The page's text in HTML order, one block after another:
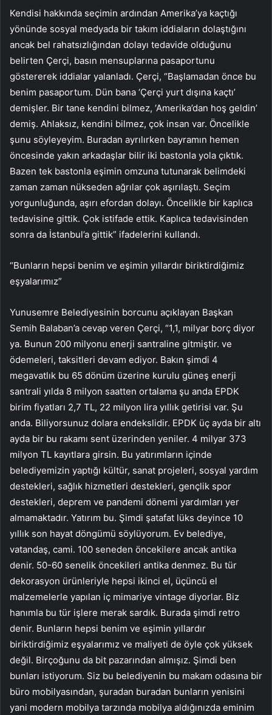
Kendisi hakkında seçimin ardından Amerika’ya kaçtığı
yönünde sosyal medyada bir takım iddiaların dolaştığını
ancak bel rahatsızlığından dolayı tedavide olduğunu
belirten Çerçi, basın mensuplarına pasaportunu
göstererek iddialar yalanladı. Çerçi, “Başlamadan önce bu
benim pasaportum. Dün bana ‘Çerçi yurt dışına kaçtı’
demişler. Bir tane kendini bilmez, ‘Amerika’dan hoş geldin’
demiş. Ahlaksız, kendini bilmez, çok insan var. Öncelikle
şunu söyleyeyim. Buradan ayrılırken bayramın hemen
öncesinde yakın arkadaşlar bilir iki bastonla yola çıktık.
Bazen tek bastonla eşimin omzuna tutunarak belimdeki
zaman zaman nükseden ağrılar çok aşırılaştı. Seçim
yorgunluğunda, aşırı efordan dolayı. Öncelikle bir kaplıca
tedavisine gittik. Çok istifade ettik. Kaplıca tedavisinden
sonra da İstanbul’a gittik” ifadelerini kullandı.
“Bunların hepsi benim ve eşimin yıllardır biriktirdiğimiz
eşyalarımız”
Yunusemre Belediyesinin borcunu açıklayan Başkan
Semih Balaban’a cevap veren Çerçi, “1,1, milyar borç diyor
ya. Bunun 200 milyonu enerji santraline gitmiştir. ve
ödemeleri, taksitleri devam ediyor. Bakın şimdi 4
megavatlık bu 65 dönüm üzerine kurulu güneş enerji
santrali yılda 8 milyon saatten ortalama şu anda EPDK
birim fiyatları 2,7 TL, 22 milyon lira yıllık getirisi var. Şu
anda. Biliyorsunuz dolara endekslidir. EPDK üç ayda bir altı
ayda bir bu rakamı sent üzerinden yeniler. 4 milyar 373
milyon TL kayıtlara girsin. Bu yatırımların içinde
belediyemizin yaptığı kültür, sanat projeleri, sosyal yardım
destekleri, sağlık hizmetleri destekleri, gençlik spor
destekleri, deprem ve pandemi dönemi yardımları yer
almamaktadır. Yatırım bu. Şimdi şatafat lüks deyince 10
yıllık son hayat döngümü söylüyorum. Ev belediye,
vatandaş, cami. 100 seneden öncekilere ancak antika
denir. 50-60 senelik öncekileri antika denmez. Bu tür
dekorasyon ürünleriyle hepsi ikinci el, üçüncü el
malzemelerle yapılan iç mimariye vintage diyorlar. Biz
hanımla bu tür işlere merak sardık. Burada şimdi retro
denir. Bunların hepsi benim ve eşimin yıllardır
biriktirdiğimiz eşyalarımız ve maliyeti de öyle çok yüksek
değil. Birçoğunu da bit pazarından almışız. Şimdi ben
bunları istiyorum. Siz bu belediyenin bu makam odasına bir
büro mobilyasından, şuradan buradan bunların yenisini
yani modern mobilya tarzında mobilya aldığınızda eminim